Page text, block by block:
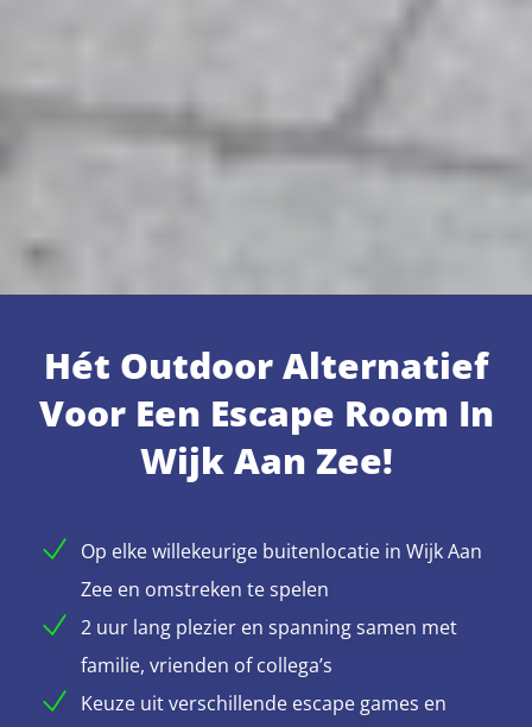
Hét Outdoor Alternatief
Voor Een Escape Room In
Wijk Aan Zee!
Op elke willekeurige buitenlocatie in Wijk Aan
Zee en omstreken te spelen
2 uur lang plezier en spanning samen met
familie, vrienden of collega’s
Keuze uit verschillende escape games en